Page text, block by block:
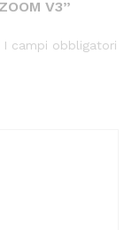
V3”
I campi obbligatori